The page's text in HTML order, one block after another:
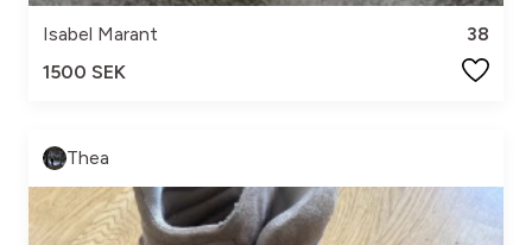
Isabel Marant
38
1500 SEK
Thea